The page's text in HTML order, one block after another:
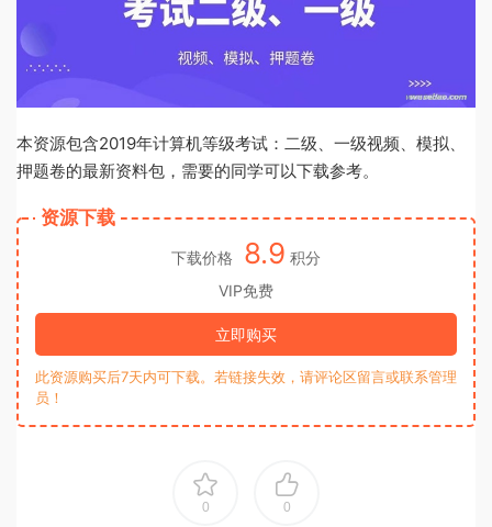
本资源包含2019年计算机等级考试：二级、一级视频、模拟、
押题卷的最新资料包，需要的同学可以下载参考。
资源下载
下载价格 8.9 积分
VIP免费
立即购买
此资源购买后7天内可下载。若链接失效，请评论区留言或联系管理
员！
0 0